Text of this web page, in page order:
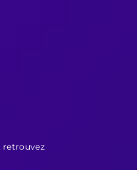
retrouvez